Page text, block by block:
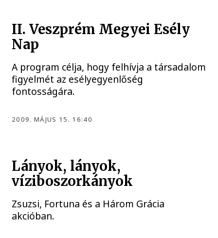
II. Veszprém Megyei Esély
Nap
A program célja, hogy felhívja a társadalom
figyelmét az esélyegyenlőség
fontosságára.
2009. MÁJUS 15. 16:40
Lányok, lányok,
víziboszorkányok
Zsuzsi, Fortuna és a Három Grácia
akcióban.